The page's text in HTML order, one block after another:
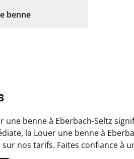
benne
une benne à Eberbach-Seltz
la Louer une benne à
nos tarifs. Faites confiance à